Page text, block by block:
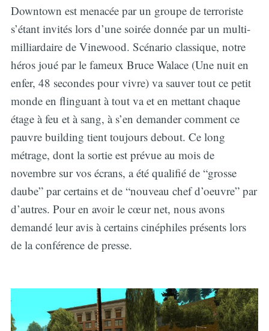
Downtown est menacée par un groupe de terroriste
s’étant invités lors d’une soirée donnée par un multi-
milliardaire de Vinewood. Scénario classique, notre
héros joué par le fameux Bruce Walace (Une nuit en
enfer, 48 secondes pour vivre) va sauver tout ce petit
monde en flinguant à tout va et en mettant chaque
étage à feu et à sang, à s’en demander comment ce
pauvre building tient toujours debout. Ce long
métrage, dont la sortie est prévue au mois de
novembre sur vos écrans, a été qualifié de “grosse
daube” par certains et de “nouveau chef d’oeuvre” par
d’autres. Pour en avoir le cœur net, nous avons
demandé leur avis à certains cinéphiles présents lors
de la conférence de presse.